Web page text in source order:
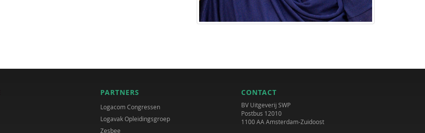
PARTNERS
Logacom Congressen
Logavak Opleidingsgroep
Zesbee
CONTACT
BV Uitgeverij SWP
Postbus 12010
1100 AA Amsterdam-Zuidoost